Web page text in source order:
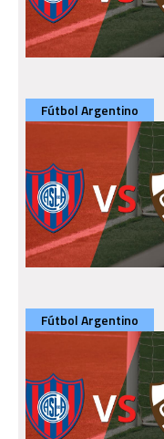
Fútbol Argentino
Fútbol Argentino